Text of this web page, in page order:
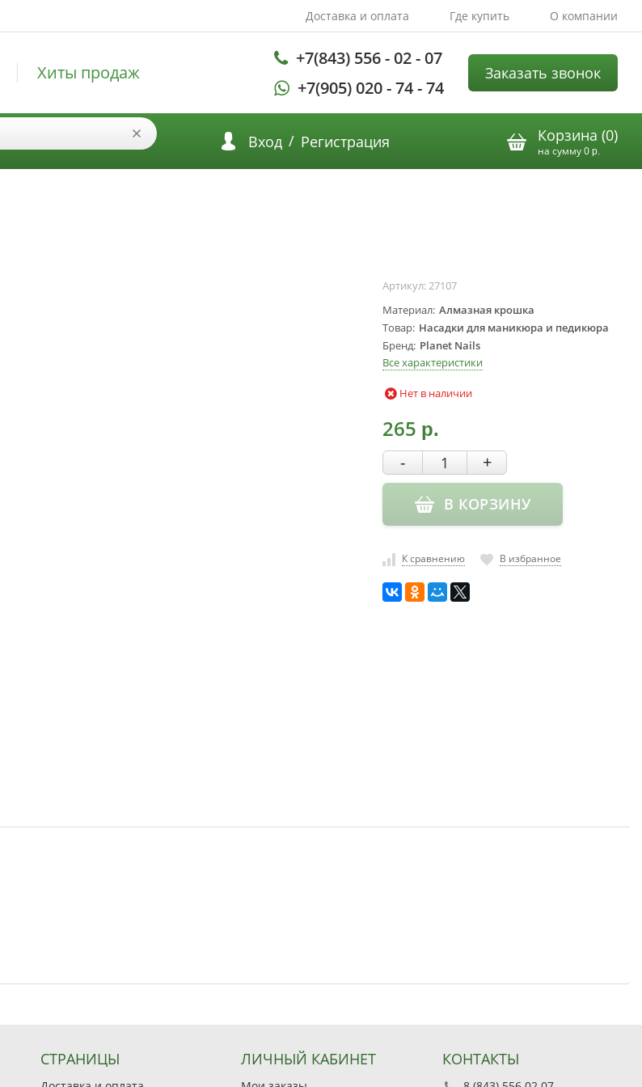
Доставка и оплата Где купить О компании
Хиты продаж
+7(843) 556 - 02 - 07
+7(905) 020 - 74 - 74
Заказать звонок
Вход / Регистрация Корзина (0)
на сумму0 р.
Артикул:27107
Материал Алмазная крошка
Товар Насадки для маникюра и педикюра
Бренд Planet Nails
Все характеристики
Нет в наличии
265 р.
- +
В КОРЗИНУ
К сравнению В избранное
СТРАНИЦЫ ЛИЧНЫЙ КАБИНЕТ КОНТАКТЫ